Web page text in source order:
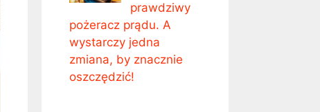
prawdziwy
pożeracz prądu. A
wystarczy jedna
zmiana, by znacznie
oszczędzić!